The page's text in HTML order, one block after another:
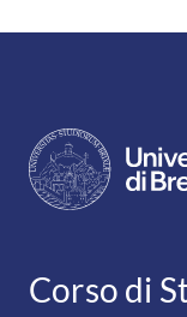
CONTATTI
Corso di